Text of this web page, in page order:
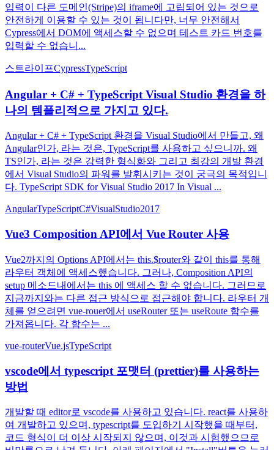
입력이 다른 도메인(Stripe)의 iframe에 고립되어 있는 것으로
안전하게 이용할 수 있는 것이 됩니다만, 너무 안전해서
Cypress에서 DOM에 액세스할 수 없으며 테스트 카드 번호를
입력할 수 없습니...
스트라이프CypressTypeScript
Angular + C# + TypeScript Visual Studio 환경을 하
나의 템플리적으로 가지고 있다.
Angular + C# + TypeScript 환경을 Visual Studio에서 만들고, 왜
Angular인가, 라는 것은, TypeScript를 사용하고 싶으니까. 왜
TS인가, 라는 것은 강력한 형식화와 그리고 최강의 개발 환경
에서 Visual Studio의 파워를 발휘시키는 것이 궁극의 목적입니
다. TypeScript SDK for Visual Studio 2017 In Visual ...
AngularTypeScriptC#VisualStudio2017
Vue3 Composition API에서 Vue Router 사용
Vue2까지의 Options API에서는 this.$router와 같이 this를 통해
라우터 객체에 액세스했습니다. 그러나, Composition API의
setup 메소드내에서는 this 에 액세스 할 수 없습니다. 그러므로
지금까지와는 다른 접근 방식으로 접근해야 합니다. 라우터 개
체를 얻으려면 vue-rouer에서 useRouter 또는 useRoute 함수를
가져옵니다. 각 함수는 ...
vue-routerVue.jsTypeScript
vscode에서 typescript 포맷터 (prettier)를 사용하는
방법
개발할 때 editor로 vscode를 사용하고 있습니다. react를 사용하
여 개발하고 있으며, typescript를 도입하기 시작했을 때부터,
코드 형식이 더 이상 시작되지 않으며, 이것과 시험했으므로